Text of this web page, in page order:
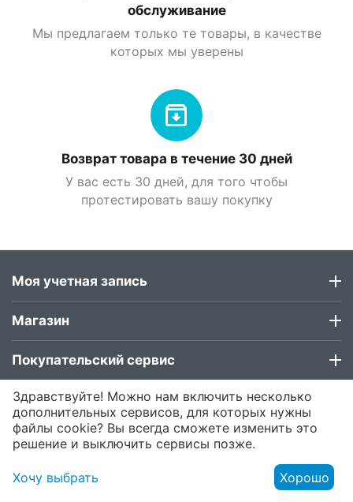
обслуживание
Мы предлагаем только те товары, в качестве
которых мы уверены
Возврат товара в течение 30 дней
У вас есть 30 дней, для того чтобы
протестировать вашу покупку
Моя учетная запись
Магазин
Покупательский сервис
Контакты
© 2015 - 2026 Roubloff .
Здравствуйте! Можно нам включить несколько
дополнительных сервисов, для которых нужны
файлы cookie? Вы всегда сможете изменить это
решение и выключить сервисы позже.
Хочу выбрать Хорошо